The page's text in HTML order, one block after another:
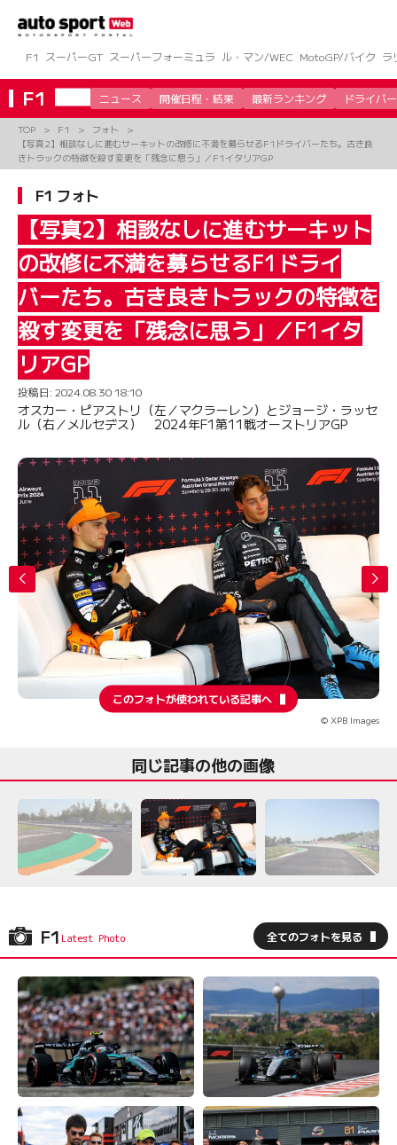
ツ
へ
ス
キ
F1 スーパーGT スーパーフォーミュラ ル・マン/WEC MotoGP/バイク ラ
F1 ニュース 開催日程・結果 最新ランキング ドライバー
TOP F1
フォト
【写真2】相談なしに進むサーキットの改修に不満を募らせるF1ドライバーたち。古き良
きトラックの特徴を殺す変更を「残念に思う」／F1イタリアGP
F1 フォト
【写真2】相談なしに進むサーキット
の改修に不満を募らせるF1ドライ
バーたち。古き良きトラックの特徴を
殺す変更を「残念に思う」／F1イタ
リアGP
投稿日: 2024.08.30 18:10
オスカー・ピアストリ（左／マクラーレン）とジョージ・ラッセ
ル（右／メルセデス） 2024年F1第11戦オーストリアGP
このフォトが使われている記事へ
© XPB Images
同じ記事の他の画像
F1 全てのフォトを見る